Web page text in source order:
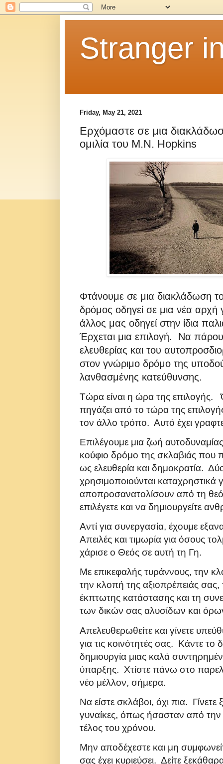
Stranger
Friday, May 21, 2021
Ερχόμαστε σε μια
ομιλία του M.N. Hopkins
Φτάνουμε σε μια διακλάδωση
δρόμος οδηγεί σε μια νέα
άλλος μας οδηγεί στην ίδια
Έρχεται μια επιλογή. Να
ελευθερίας και του
στον γνώριμο δρόμο της
λανθασμένης κατεύθυνσης.
Τώρα είναι η ώρα της
πηγάζει από το τώρα της
τον άλλο τρόπο. Αυτό έχει
Επιλέγουμε μια ζωή
κούφιο δρόμο της σκλαβιάς που
ως ελευθερία και δημοκρατία.
χρησιμοποιούνται καταχρηστικά
αποπροσανατολίσουν από τη
επιλέγετε και να δημιουργείτε
Αντί για συνεργασία, έχουμε
Απειλές και τιμωρία για όσους
χάρισε ο Θεός σε αυτή τη Γη.
Με επικεφαλής τυράννους, την
την κλοπή της αξιοπρέπειάς
έκπτωτης κατάστασης και τη
των δικών σας αλυσίδων και
Απελευθερωθείτε και γίνετε
για τις κοινότητές σας. Κάντε το
δημιουργία μιας καλά
ύπαρξης. Χτίστε πάνω στο
νέο μέλλον, σήμερα.
Να είστε σκλάβοι, όχι πια. Γίνετε
γυναίκες, όπως ήσασταν από την
τέλος του χρόνου.
Μην αποδέχεστε και μη
σας έχει κυριεύσει. Δείτε ξεκάθαρα